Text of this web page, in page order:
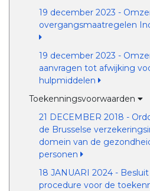
19 december 2023 -
overgangsmaatregelen
19 december 2023 -
aanvragen tot afwijking
hulpmiddelen
Toekenningsvoorwaarden
21 DECEMBER 2018 -
de Brusselse
domein van de
personen
18 JANUARI 2024 -
procedure voor de